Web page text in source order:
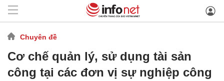
Chuyên đề
Cơ chế quản lý, sử dụng tài sản
công tại các đơn vị sự nghiệp công